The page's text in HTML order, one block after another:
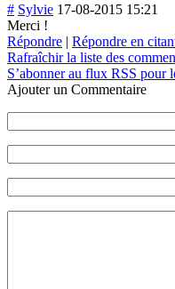
# Sylvie 17-08-2015 15:21
Merci !
Répondre | Répondre en
Rafraîchir la liste des
S’abonner au flux RSS pour
Ajouter un Commentaire